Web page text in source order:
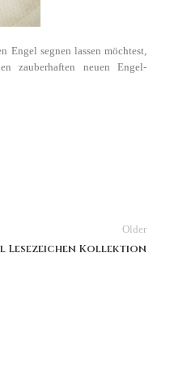
Engel segnen lassen möchtest,
zauberhaften neuen Engel-
Older
Lesezeichen Kollektion